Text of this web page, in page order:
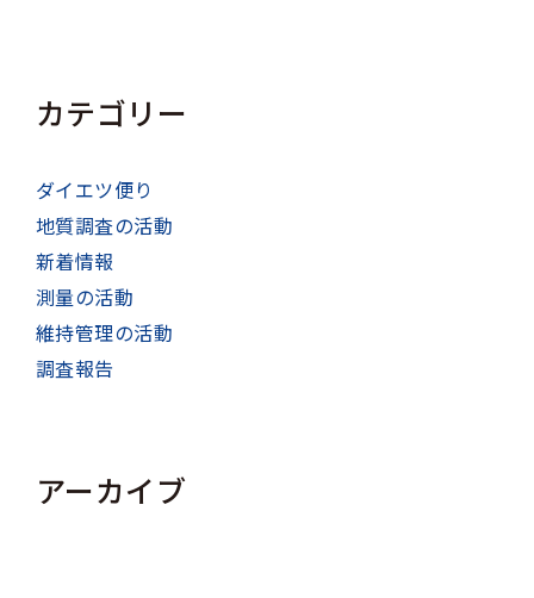
カテゴリー
ダイエツ便り
地質調査の活動
新着情報
測量の活動
維持管理の活動
調査報告
アーカイブ